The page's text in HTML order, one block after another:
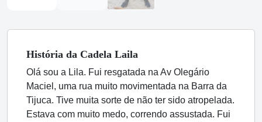
História da Cadela Laila
Olá sou a Lila. Fui resgatada na Av Olegário
Maciel, uma rua muito movimentada na Barra da
Tijuca. Tive muita sorte de não ter sido atropelada.
Estava com muito medo, correndo assustada. Fui